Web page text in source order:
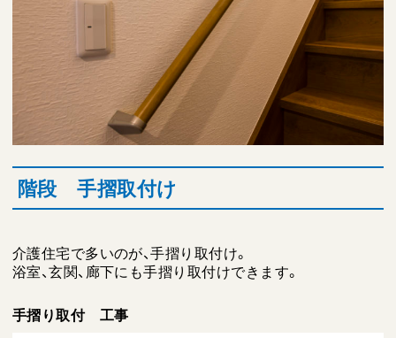
階段 手摺取付け
介護住宅で多いのが、手摺り取付け。
浴室、玄関、廊下にも手摺り取付けできます。
手摺り取付 工事